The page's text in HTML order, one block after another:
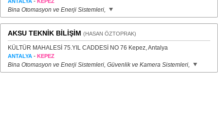
Bina Otomasyon ve Enerji Sistemleri,
AKSU TEKNİK BİLİŞİM (HASAN ÖZTOPRAK)
KÜLTÜR MAHALESİ 75.YIL CADDESİ NO 76 Kepez, Antalya
ANTALYA - KEPEZ
Bina Otomasyon ve Enerji Sistemleri, Güvenlik ve Kamera Sistemleri,